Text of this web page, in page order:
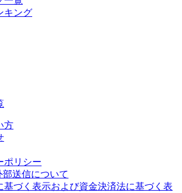
キング
方
ポリシー
部送信について
基づく表示および資金決済法に基づく表